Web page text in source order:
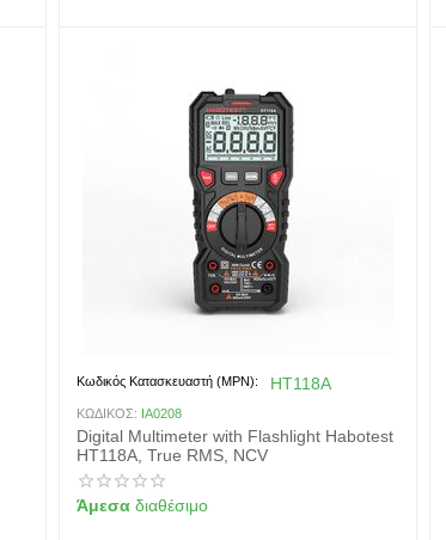
Κωδικός Κατασκευαστή (MPN): HT118A
ΚΩΔΙΚΟΣ: IA0208
Digital Multimeter with Flashlight Habotest
HT118A, True RMS, NCV
Άμεσα διαθέσιμο